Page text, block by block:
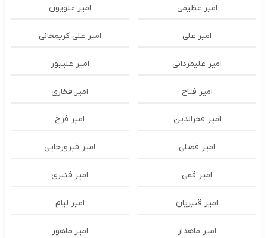
امیر عظیمی امیر علویون
امیر علی امیر علی کریمخانی
امیر علیمردانی امیر علیپور
امیر فتاح امیر فخاری
امیر فخرالدین امیر فرخ
امیر فضلی امیر فیروزجایی
امیر قمی امیر قنبری
امیر قنبریان امیر لیام
امیر ماهدار امیر ماهور